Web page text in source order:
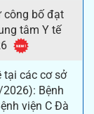
công bố đạt
tâm Y tế
tại các cơ sở
Bệnh
viện C Đà